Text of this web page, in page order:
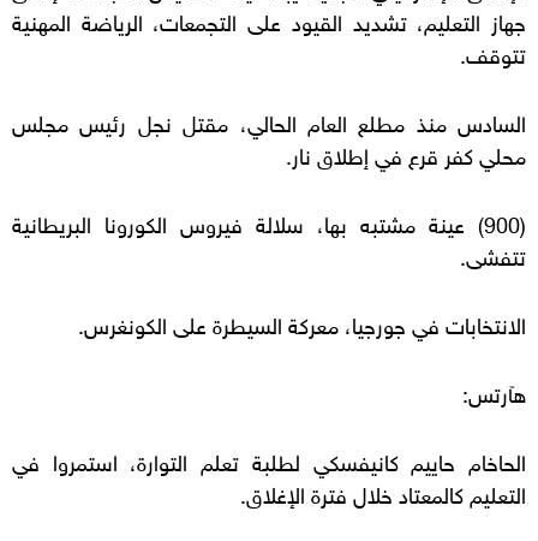
جهاز التعليم، تشديد القيود على التجمعات، الرياضة المهنية
تتوقف.
السادس منذ مطلع العام الحالي، مقتل نجل رئيس مجلس
محلي كفر قرع في إطلاق نار.
(900) عينة مشتبه بها، سلالة فيروس الكورونا البريطانية
تتفشى.
الانتخابات في جورجيا، معركة السيطرة على الكونغرس.
هآرتس:
الحاخام حاييم كانيفسكي لطلبة تعلم التوارة، استمروا في
التعليم كالمعتاد خلال فترة الإغلاق.